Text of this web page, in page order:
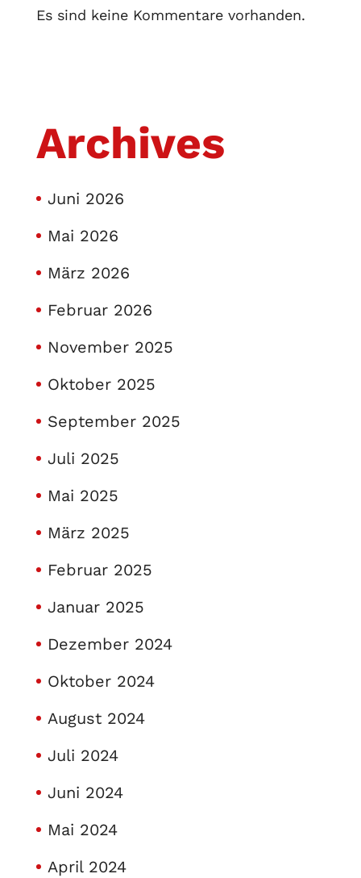
Es sind keine Kommentare vorhanden.
Archives
Juni 2026
Mai 2026
März 2026
Februar 2026
November 2025
Oktober 2025
September 2025
Juli 2025
Mai 2025
März 2025
Februar 2025
Januar 2025
Dezember 2024
Oktober 2024
August 2024
Juli 2024
Juni 2024
Mai 2024
April 2024